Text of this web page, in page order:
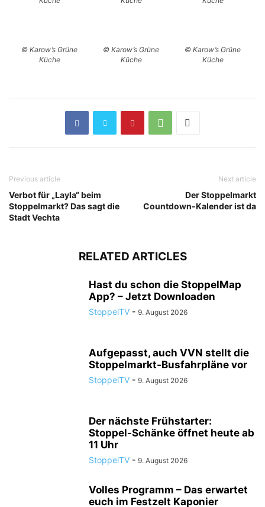
© Karow’s Grüne
Küche
© Karow’s Grüne
Küche
© Karow’s Grüne
Küche
Previous article
Verbot für „Layla“ beim
Stoppelmarkt? Das sagt die
Stadt Vechta
Next article
Der Stoppelmarkt
Countdown-Kalender ist da
RELATED ARTICLES
Hast du schon die StoppelMap
App? – Jetzt Downloaden
StoppelTV - 9. August 2026
Aufgepasst, auch VVN stellt die
Stoppelmarkt-Busfahrpläne vor
StoppelTV - 9. August 2026
Der nächste Frühstarter:
Stoppel-Schänke öffnet heute ab
11 Uhr
StoppelTV - 9. August 2026
Volles Programm – Das erwartet
euch im Festzelt Kaponier